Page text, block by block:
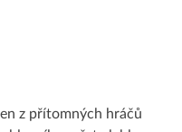
z přítomných hráčů